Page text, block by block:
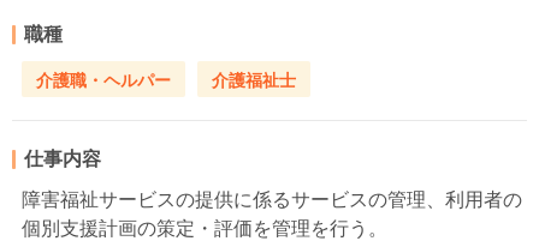
職種
介護職・ヘルパー 介護福祉士
仕事内容
障害福祉サービスの提供に係るサービスの管理、利用者の
個別支援計画の策定・評価を管理を行う。